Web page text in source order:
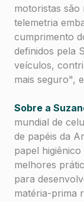
motoristas são
telemetria
cumprimento
definidos pela
veículos,
mais seguro",
Sobre a
mundial de
de papéis da
papel
melhores
para
matéria-prima